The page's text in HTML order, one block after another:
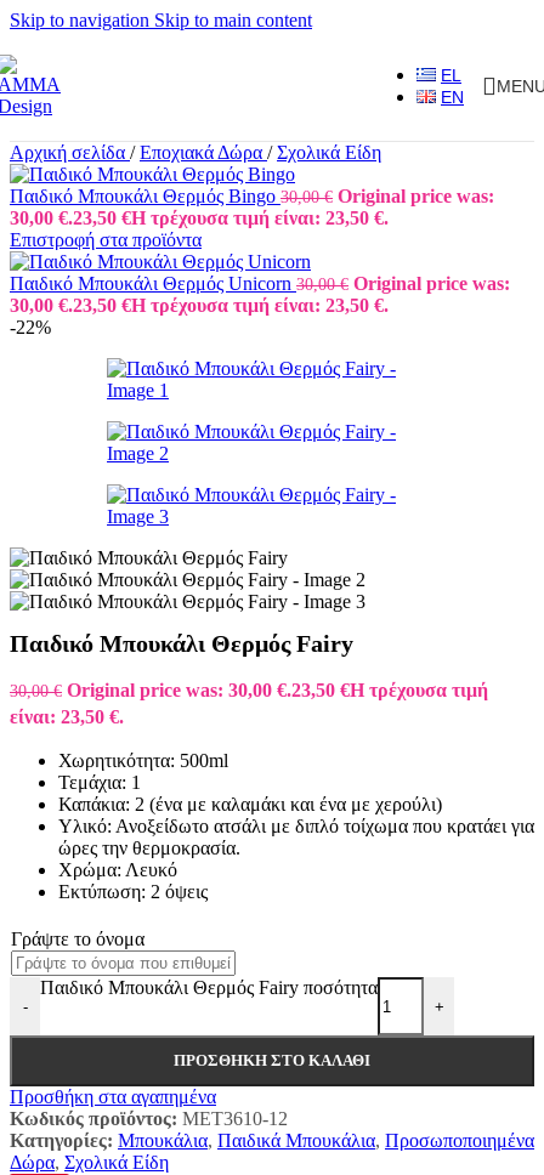
Skip to navigation Skip to main content
EL
EN
Αρχική σελίδα / Εποχιακά Δώρα / Σχολικά Είδη
Παιδικό Μπουκάλι Θερμός Bingo 30,00€ Original price was:
30,00 €.23,50 €Η τρέχουσα τιμή είναι: 23,50 €.
Επιστροφή στα προϊόντα
Παιδικό Μπουκάλι Θερμός Unicorn 30,00€ Original price was:
30,00 €.23,50 €Η τρέχουσα τιμή είναι: 23,50 €.
-22%
Παιδικό Μπουκάλι Θερμός Fairy
30,00€ Original price was: 30,00 €.23,50 €Η τρέχουσα τιμή
είναι: 23,50 €.
Χωρητικότητα: 500ml
Τεμάχια: 1
Καπάκια: 2 (ένα με καλαμάκι και ένα με χερούλι)
Υλικό: Ανοξείδωτο ατσάλι με διπλό τοίχωμα που κρατάει για
ώρες την θερμοκρασία.
Χρώμα: Λευκό
Εκτύπωση: 2 όψεις
Γράψτε το όνομα
-
Παιδικό Μπουκάλι Θερμός Fairy ποσότητα
+
ΠΡΟΣΘΉΚΗ ΣΤΟ ΚΑΛΆΘΙ
Προσθήκη στα αγαπημένα
Κωδικός προϊόντος: MET3610-12
Κατηγορίες: Μπουκάλια, Παιδικά Μπουκάλια, Προσωποποιημένα
Δώρα, Σχολικά Είδη